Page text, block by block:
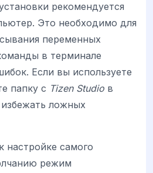
рекомендуется
Это необходимо для
переменных
в терминале
Если вы используете
папку с Tizen Studio в
ложных
настройке самого
режим